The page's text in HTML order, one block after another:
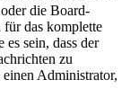
die Board-
das komplette
es sein, dass der
zu
Administrator,